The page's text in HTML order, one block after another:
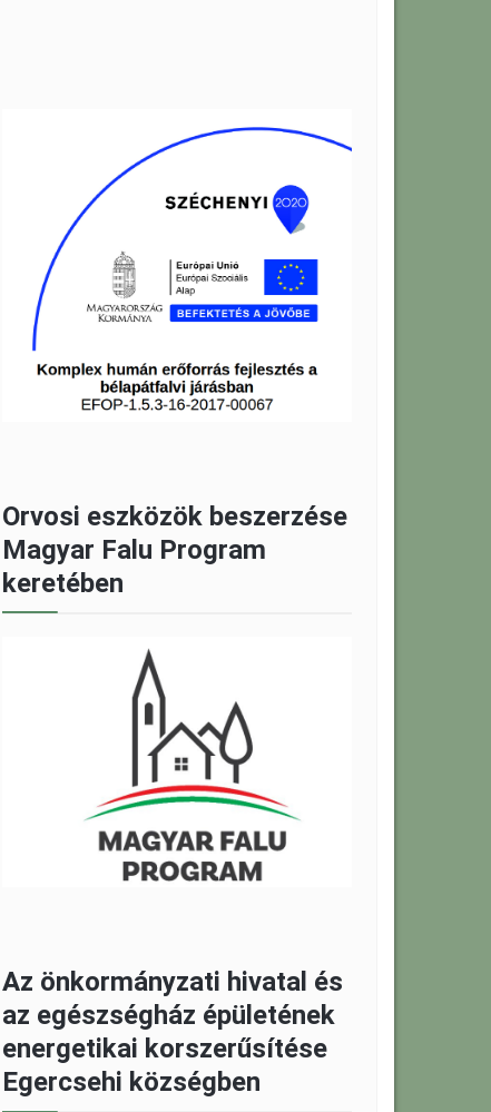
Orvosi eszközök beszerzése
Magyar Falu Program
keretében
Az önkormányzati hivatal és
az egészségház épületének
energetikai korszerűsítése
Egercsehi községben